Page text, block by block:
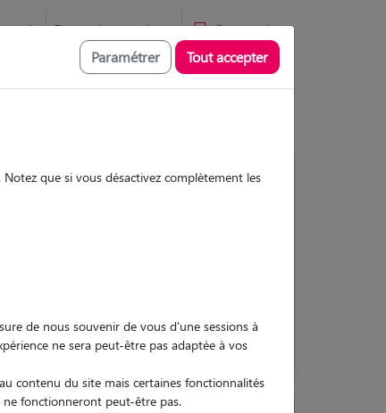
Devenir pet sitter Connexion
Paramétrer Tout accepter
que si vous désactivez complètement les
de nous souvenir de vous d'une sessions à
ne sera peut-être pas adaptée à vos
contenu du site mais certaines fonctionnalités
fonctionneront peut-être pas.